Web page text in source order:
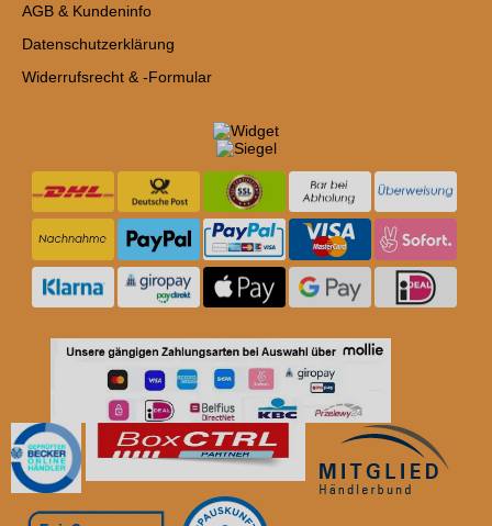
AGB & Kundeninfo
Datenschutzerklärung
Widerrufsrecht & -Formular